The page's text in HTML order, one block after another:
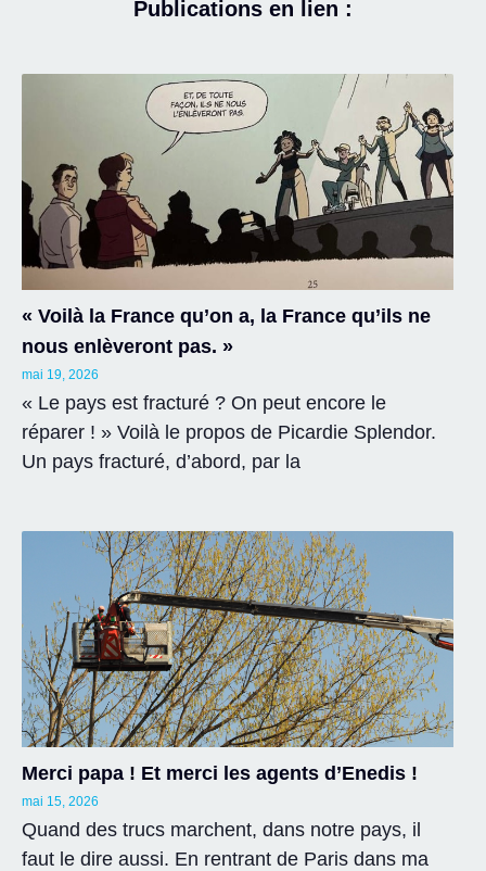
Publications en lien :
« Voilà la France qu’on a, la France qu’ils ne
nous enlèveront pas. »
mai 19, 2026
« Le pays est fracturé ? On peut encore le
réparer ! » Voilà le propos de Picardie Splendor.
Un pays fracturé, d’abord, par la
Merci papa ! Et merci les agents d’Enedis !
mai 15, 2026
Quand des trucs marchent, dans notre pays, il
faut le dire aussi. En rentrant de Paris dans ma